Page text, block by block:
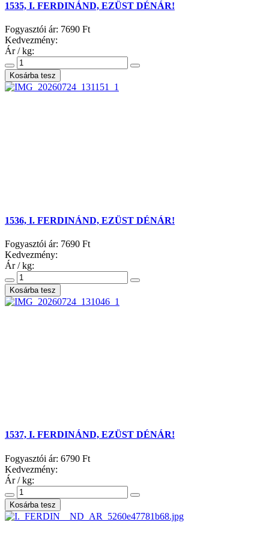
1535, I. FERDINÁND, EZÜST DÉNÁR!
Fogyasztói ár: 7690 Ft
Kedvezmény:
Ár / kg:
1536, I. FERDINÁND, EZÜST DÉNÁR!
Fogyasztói ár: 7690 Ft
Kedvezmény:
Ár / kg:
1537, I. FERDINÁND, EZÜST DÉNÁR!
Fogyasztói ár: 6790 Ft
Kedvezmény:
Ár / kg: